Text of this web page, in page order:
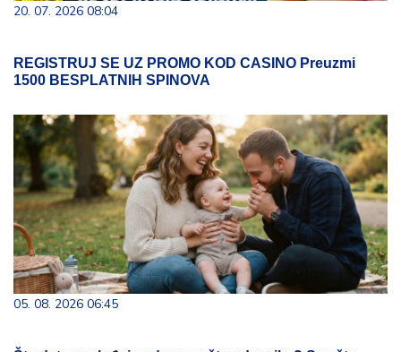
20. 07. 2026 08:04
REGISTRUJ SE UZ PROMO KOD CASINO Preuzmi
1500 BESPLATNIH SPINOVA
05. 08. 2026 06:45